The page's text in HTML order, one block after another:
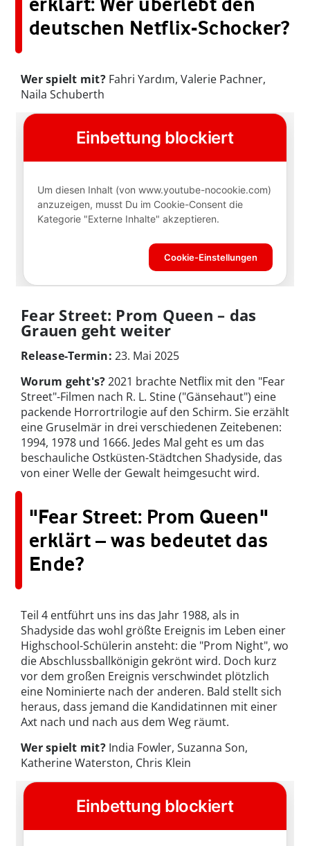
deutschen Netflix-Schocker?
Wer spielt mit?Fahri Yardım, Valerie Pachner,
Naila Schuberth
Fear Street: Prom Queen – das
Grauen geht weiter
Release-Termin: 23. Mai 2025
Worum geht's?2021 brachte Netflix mit den "Fear
Street"-Filmen nach R. L. Stine ("Gänsehaut") eine
packende Horrortrilogie auf den Schirm. Sie erzählt
eine Gruselmär in drei verschiedenen Zeitebenen:
1994, 1978 und 1666. Jedes Mal geht es um das
beschauliche Ostküsten-Städtchen Shadyside, das
von einer Welle der Gewalt heimgesucht wird.
"Fear Street: Prom Queen"
erklärt – was bedeutet das
Ende?
Teil 4 entführt uns ins das Jahr 1988, als in
Shadyside das wohl größte Ereignis im Leben einer
Highschool-Schülerin ansteht: die "Prom Night", wo
die Abschlussballkönigin gekrönt wird. Doch kurz
vor dem großen Ereignis verschwindet plötzlich
eine Nominierte nach der anderen. Bald stellt sich
heraus, dass jemand die Kandidatinnen mit einer
Axt nach und nach aus dem Weg räumt.
Wer spielt mit? India Fowler, Suzanna Son,
Katherine Waterston, Chris Klein